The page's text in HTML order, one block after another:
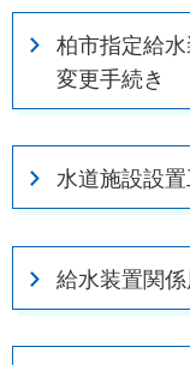
柏市指定給
変更手続き
水道施設設
給水装置関